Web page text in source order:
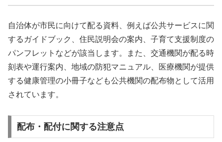
自治体が市民に向けて配る資料、例えば公共サービスに関
するガイドブック、住民説明会の案内、子育て支援制度の
パンフレットなどが該当します。また、交通機関が配る時
刻表や運行案内、地域の防犯マニュアル、医療機関が提供
する健康管理の小冊子なども公共機関の配布物として活用
されています。
配布・配付に関する注意点